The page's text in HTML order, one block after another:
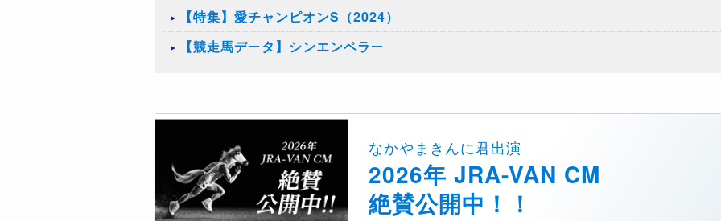
【特集】愛チャンピオンS（2024）
【競走馬データ】シンエンペラー
なかやまきんに君出演
2026年 JRA-VAN CM
絶賛公開中！！